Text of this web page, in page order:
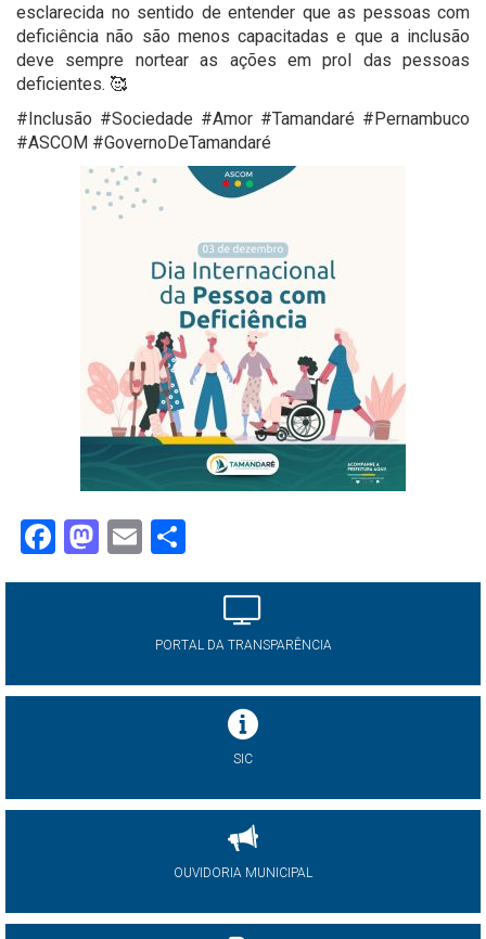
esclarecida no sentido de entender que as pessoas com
deficiência não são menos capacitadas e que a inclusão
deve sempre nortear as ações em prol das pessoas
deficientes. 🥰
#Inclusão #Sociedade #Amor #Tamandaré #Pernambuco
#ASCOM #GovernoDeTamandaré
Facebook
Mastodon
Email
PORTAL DA TRANSPARÊNCIA
SIC
OUVIDORIA MUNICIPAL